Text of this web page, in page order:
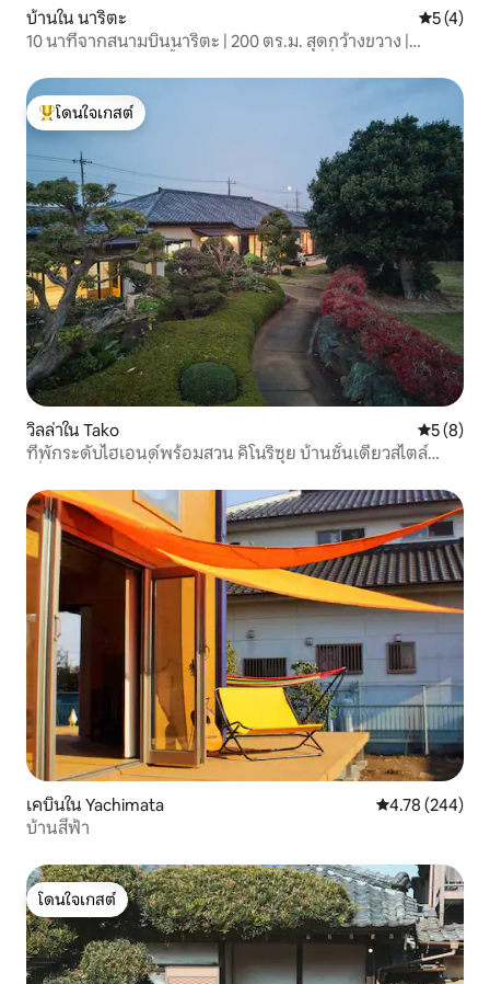
บ้านใน นาริตะ คะแนนเฉ
5 (4)
10 นาทีจากสนามบินนาริตะ | 200 ตร.ม. สุดกว้างขวาง |
กว้างขวาง ・ไม่ต้องเผชิญหน้า
โดนใจเกสต์ที่สุด
โดนใจเกสต์
วิลล่าใน Tako คะแนนเฉ
5 (8)
ที่พักระดับไฮเอนด์พร้อมสวน คิโนริซุย บ้านชั้นเดียวสไตล์
นาริตะ ใกล้โตเกียวเหมาะสำหรับครอบครัว มีบ่อน้ำพุร้อนอยู่
ใกล้ๆ
เคบินใน Yachimata คะแนนเฉลี่ย
4.78 (244)
บ้านสีฟ้า
โดนใจเกสต์
โดนใจเกสต์